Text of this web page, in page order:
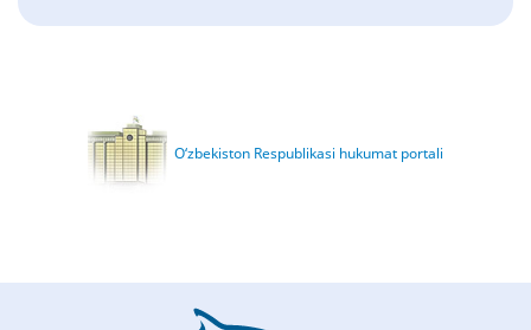
O‘zbekiston Respublikasi hukumat portali